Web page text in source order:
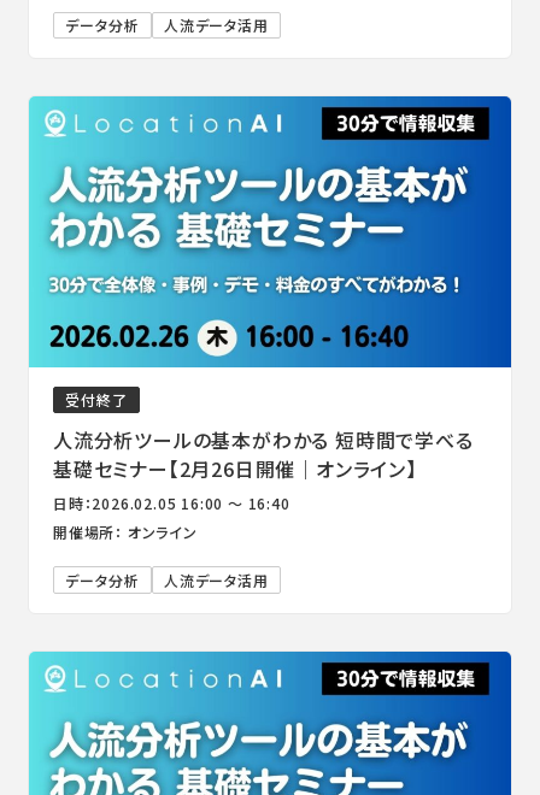
データ分析 人流データ活用
受付終了
人流分析ツールの基本がわかる 短時間で学べる
基礎セミナー【2月26日開催｜オンライン】
日時：2026.02.05 16:00 ～ 16:40
開催場所： オンライン
データ分析 人流データ活用